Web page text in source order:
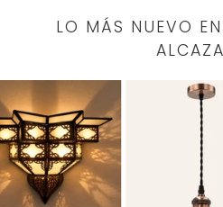
LO MÁS NUEVO